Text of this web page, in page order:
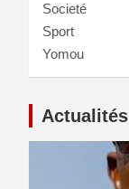
Societé
Sport
Yomou